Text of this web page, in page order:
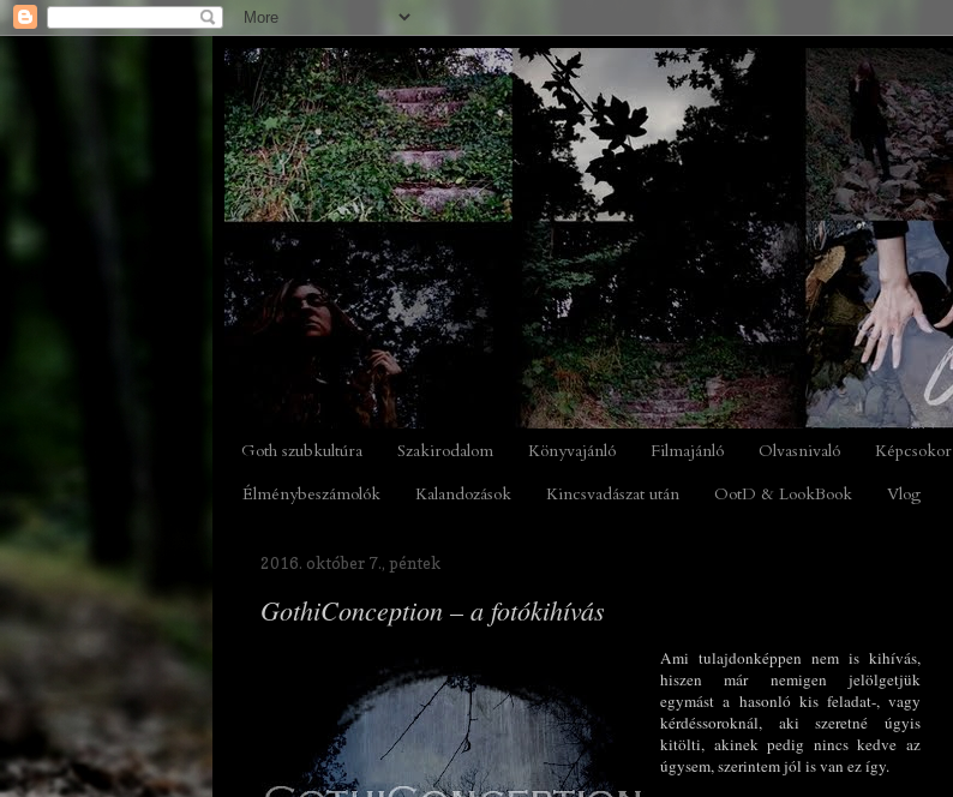
Goth szubkultúra Szakirodalom Könyvajánló Filmajánló Olvasnivaló Képcsokor
Élménybeszámolók
Kalandozások Kincsvadászat után OotD & LookBook Vlog
2016. október 7., péntek
GothiConception – a fotókihívás
Ami tulajdonképpen nem is kihívás,
hiszen már nemigen jelölgetjük
egymást a hasonló kis feladat-, vagy
kérdéssoroknál, aki szeretné úgyis
kitölti, akinek pedig nincs kedve az
úgysem, szerintem jól is van ez így.